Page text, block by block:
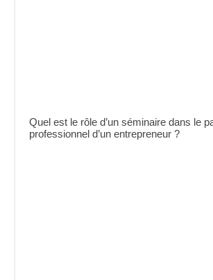
Quel est le rôle d’un séminaire dans le
professionnel d’un entrepreneur ?